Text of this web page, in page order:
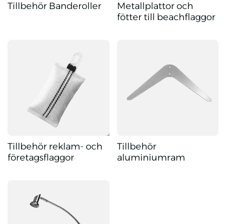
Tillbehör Banderoller
Metallplattor och
fötter till beachflaggor
Tillbehör reklam- och
företagsflaggor
Tillbehör
aluminiumram